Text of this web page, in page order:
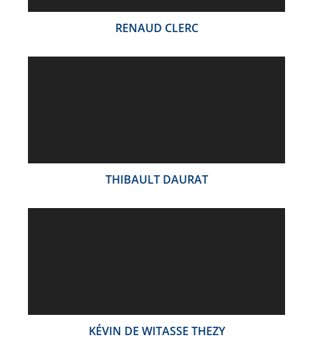
RENAUD CLERC
THIBAULT DAURAT
KÉVIN DE WITASSE THEZY